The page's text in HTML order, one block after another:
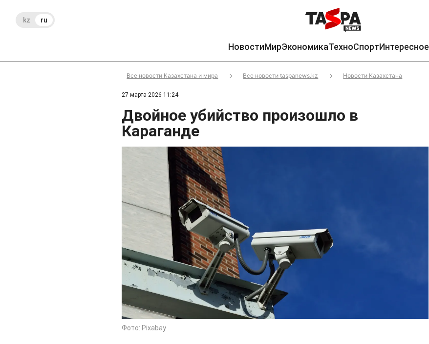
kz ru
НовостиМирЭкономикаТехноСпортИнтересное
Все новости Казахстана и мира Все новости taspanews.kz Новости Казахстана
27 марта 2026 11:24
Двойное убийство произошло в
Караганде
Фото: Pixabay